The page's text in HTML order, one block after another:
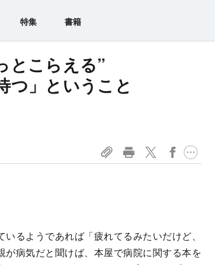
特集 書籍
とこらえる”
つ」ということ
るようであれば「疲れてるみたいだけど、
病気だと聞けば、本屋で病院に関する本を